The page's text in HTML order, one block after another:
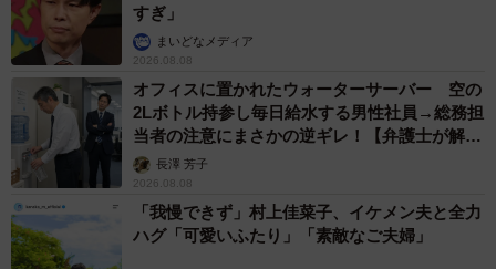
すぎ」
まいどなメディア
2026.08.08
オフィスに置かれたウォーターサーバー 空の
2Lボトル持参し毎日給水する男性社員→総務担
当者の注意にまさかの逆ギレ！【弁護士が解
説】長澤 芳子
2026.08.08
「我慢できず」村上佳菜子、イケメン夫と全力
ハグ「可愛いふたり」「素敵なご夫婦」